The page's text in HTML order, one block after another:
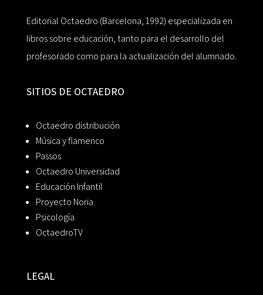
Editorial Octaedro (Barcelona, 1992) especializada en
libros sobre educación, tanto para el desarrollo del
profesorado como para la actualización del alumnado.
SITIOS DE OCTAEDRO
Octaedro distribución
Música y flamenco
Passos
Octaedro Universidad
Educación Infantil
Proyecto Noria
Psicología
OctaedroTV
LEGAL